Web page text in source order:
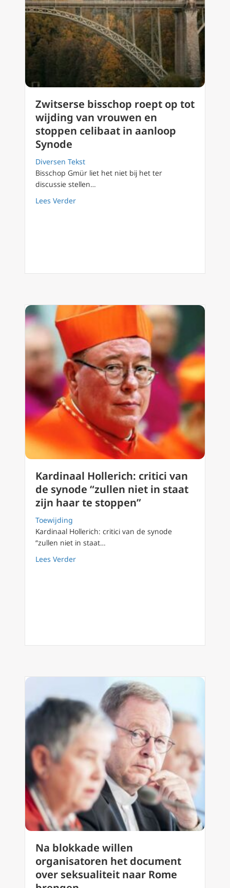
Zwitserse bisschop roept op tot
wijding van vrouwen en
stoppen celibaat in aanloop
Synode
Diversen Tekst
Bisschop Gmür liet het niet bij het ter
discussie stellen…
Lees Verderabout Zwitserse bisschop roept op tot
Kardinaal Hollerich: critici van
de synode “zullen niet in staat
zijn haar te stoppen”
Toewijding
Kardinaal Hollerich: critici van de synode
“zullen niet in staat…
Lees Verderabout Kardinaal Hollerich: critici van de
Na blokkade willen
organisatoren het document
over seksualiteit naar Rome